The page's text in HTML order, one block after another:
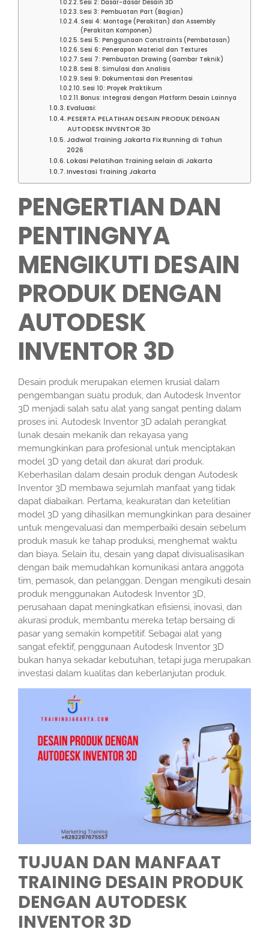
Sesi 2: Dasar-dasar Desain 3D
Sesi 3: Pembuatan Part (Bagian)
Sesi 4: Montage (Perakitan) dan Assembly
(Perakitan Komponen)
Sesi 5: Penggunaan Constraints (Pembatasan)
Sesi 6: Penerapan Material dan Textures
Sesi 7: Pembuatan Drawing (Gambar Teknik)
Sesi 8: Simulasi dan Analisis
Sesi 9: Dokumentasi dan Presentasi
Sesi 10: Proyek Praktikum
Bonus: Integrasi dengan Platform Desain Lainnya
Evaluasi:
PESERTA PELATIHAN DESAIN PRODUK DENGAN
AUTODESK INVENTOR 3D
Jadwal Training Jakarta Fix Running di Tahun
2026
Lokasi Pelatihan Training selain di Jakarta
Investasi Training Jakarta
PENGERTIAN DAN
PENTINGNYA
MENGIKUTI DESAIN
PRODUK DENGAN
AUTODESK
INVENTOR 3D
Desain produk merupakan elemen krusial dalam
pengembangan suatu produk, dan Autodesk Inventor
3D menjadi salah satu alat yang sangat penting dalam
proses ini. Autodesk Inventor 3D adalah perangkat
lunak desain mekanik dan rekayasa yang
memungkinkan para profesional untuk menciptakan
model 3D yang detail dan akurat dari produk.
Keberhasilan dalam desain produk dengan Autodesk
Inventor 3D membawa sejumlah manfaat yang tidak
dapat diabaikan. Pertama, keakuratan dan ketelitian
model 3D yang dihasilkan memungkinkan para desainer
untuk mengevaluasi dan memperbaiki desain sebelum
produk masuk ke tahap produksi, menghemat waktu
dan biaya. Selain itu, desain yang dapat divisualisasikan
dengan baik memudahkan komunikasi antara anggota
tim, pemasok, dan pelanggan. Dengan mengikuti desain
produk menggunakan Autodesk Inventor 3D,
perusahaan dapat meningkatkan efisiensi, inovasi, dan
akurasi produk, membantu mereka tetap bersaing di
pasar yang semakin kompetitif. Sebagai alat yang
sangat efektif, penggunaan Autodesk Inventor 3D
bukan hanya sekadar kebutuhan, tetapi juga merupakan
investasi dalam kualitas dan keberlanjutan produk.
TUJUAN DAN MANFAAT
TRAINING DESAIN PRODUK
DENGAN AUTODESK
INVENTOR 3D